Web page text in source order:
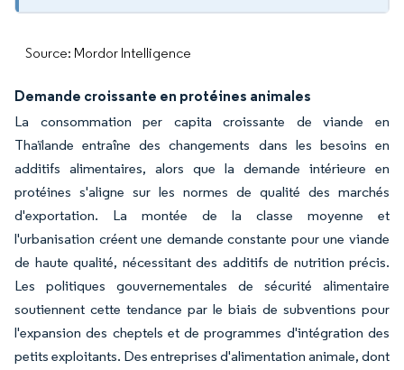
Source: Mordor Intelligence
Demande croissante en protéines animales
La consommation per capita croissante de viande en
Thaïlande entraîne des changements dans les besoins en
additifs alimentaires, alors que la demande intérieure en
protéines s'aligne sur les normes de qualité des marchés
d'exportation. La montée de la classe moyenne et
l'urbanisation créent une demande constante pour une viande
de haute qualité, nécessitant des additifs de nutrition précis.
Les politiques gouvernementales de sécurité alimentaire
soutiennent cette tendance par le biais de subventions pour
l'expansion des cheptels et de programmes d'intégration des
petits exploitants. Des entreprises d'alimentation animale, dont